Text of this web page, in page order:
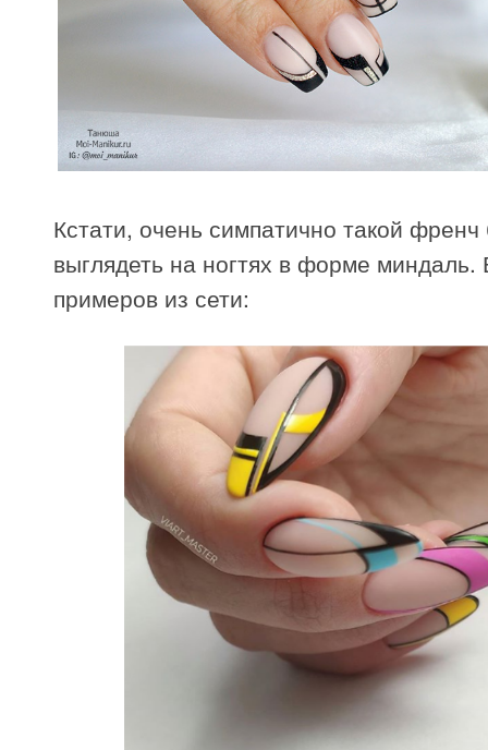
Кстати, очень симпатично такой френч
выглядеть на ногтях в форме миндаль.
примеров из сети: